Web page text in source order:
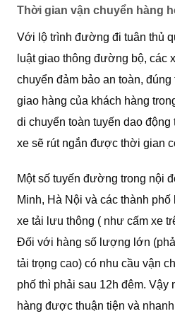
Thời gian vận chuyển hàng
Với lộ trình đường đi tuân thủ
luật giao thông đường bộ, các
chuyển đảm bảo an toàn,
giao hàng của khách hàng
di chuyển toàn tuyến dao
xe sẽ rút ngắn được thời gian
Một số tuyến đường trong nội
Minh, Hà Nội và các thành
xe tải lưu thông ( như cấm xe
Đối với hàng số lượng lớn
tải trọng cao) có nhu cầu vận
phố thì phải sau 12h đêm. Vậy
hàng được thuận tiện và